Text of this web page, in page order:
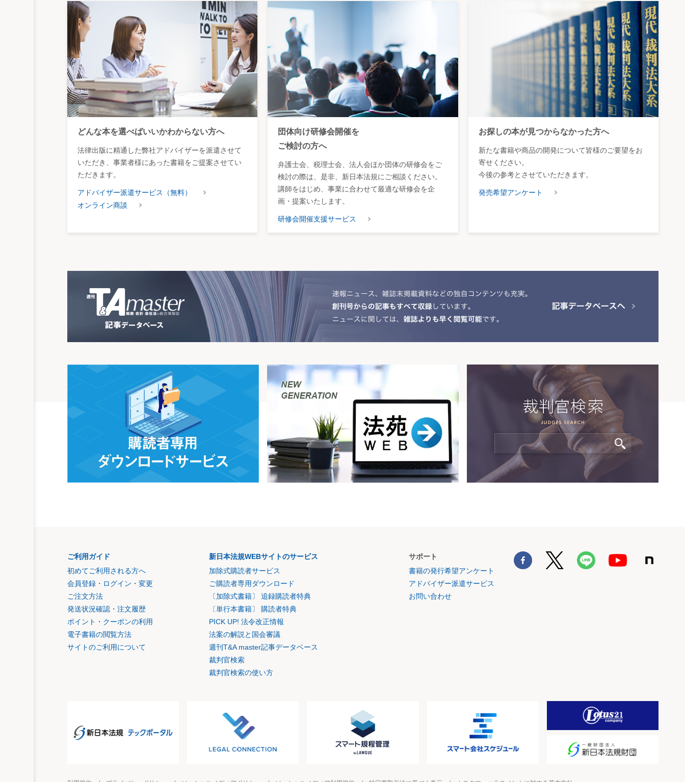
どんな本を選べばいいかわからない方へ
法律出版に精通した弊社アドバイザーを派遣させて
いただき、事業者様にあった書籍をご提案させてい
ただきます。
アドバイザー派遣サービス（無料）
オンライン商談
団体向け研修会開催を
ご検討の方へ
弁護士会、税理士会、法人会ほか団体の研修会をご
検討の際は、是非、新日本法規にご相談ください。
講師をはじめ、事業に合わせて最適な研修会を企
画・提案いたします。
研修会開催支援サービス
お探しの本が見つからなかった方へ
新たな書籍や商品の開発について皆様のご要望をお
寄せください。
今後の参考とさせていただきます。
発売希望アンケート
ご利用ガイド
初めてご利用される方へ
会員登録・ログイン・変更
ご注文方法
発送状況確認・注文履歴
ポイント・クーポンの利用
電子書籍の閲覧方法
サイトのご利用について
新日本法規WEBサイトのサービス
加除式購読者サービス
ご購読者専用ダウンロード
〔加除式書籍〕 追録購読者特典
〔単行本書籍〕 購読者特典
PICK UP! 法令改正情報
法案の解説と国会審議
週刊T&A master記事データベース
裁判官検索
裁判官検索の使い方
サポート
書籍の発行希望アンケート
アドバイザー派遣サービス
お問い合わせ